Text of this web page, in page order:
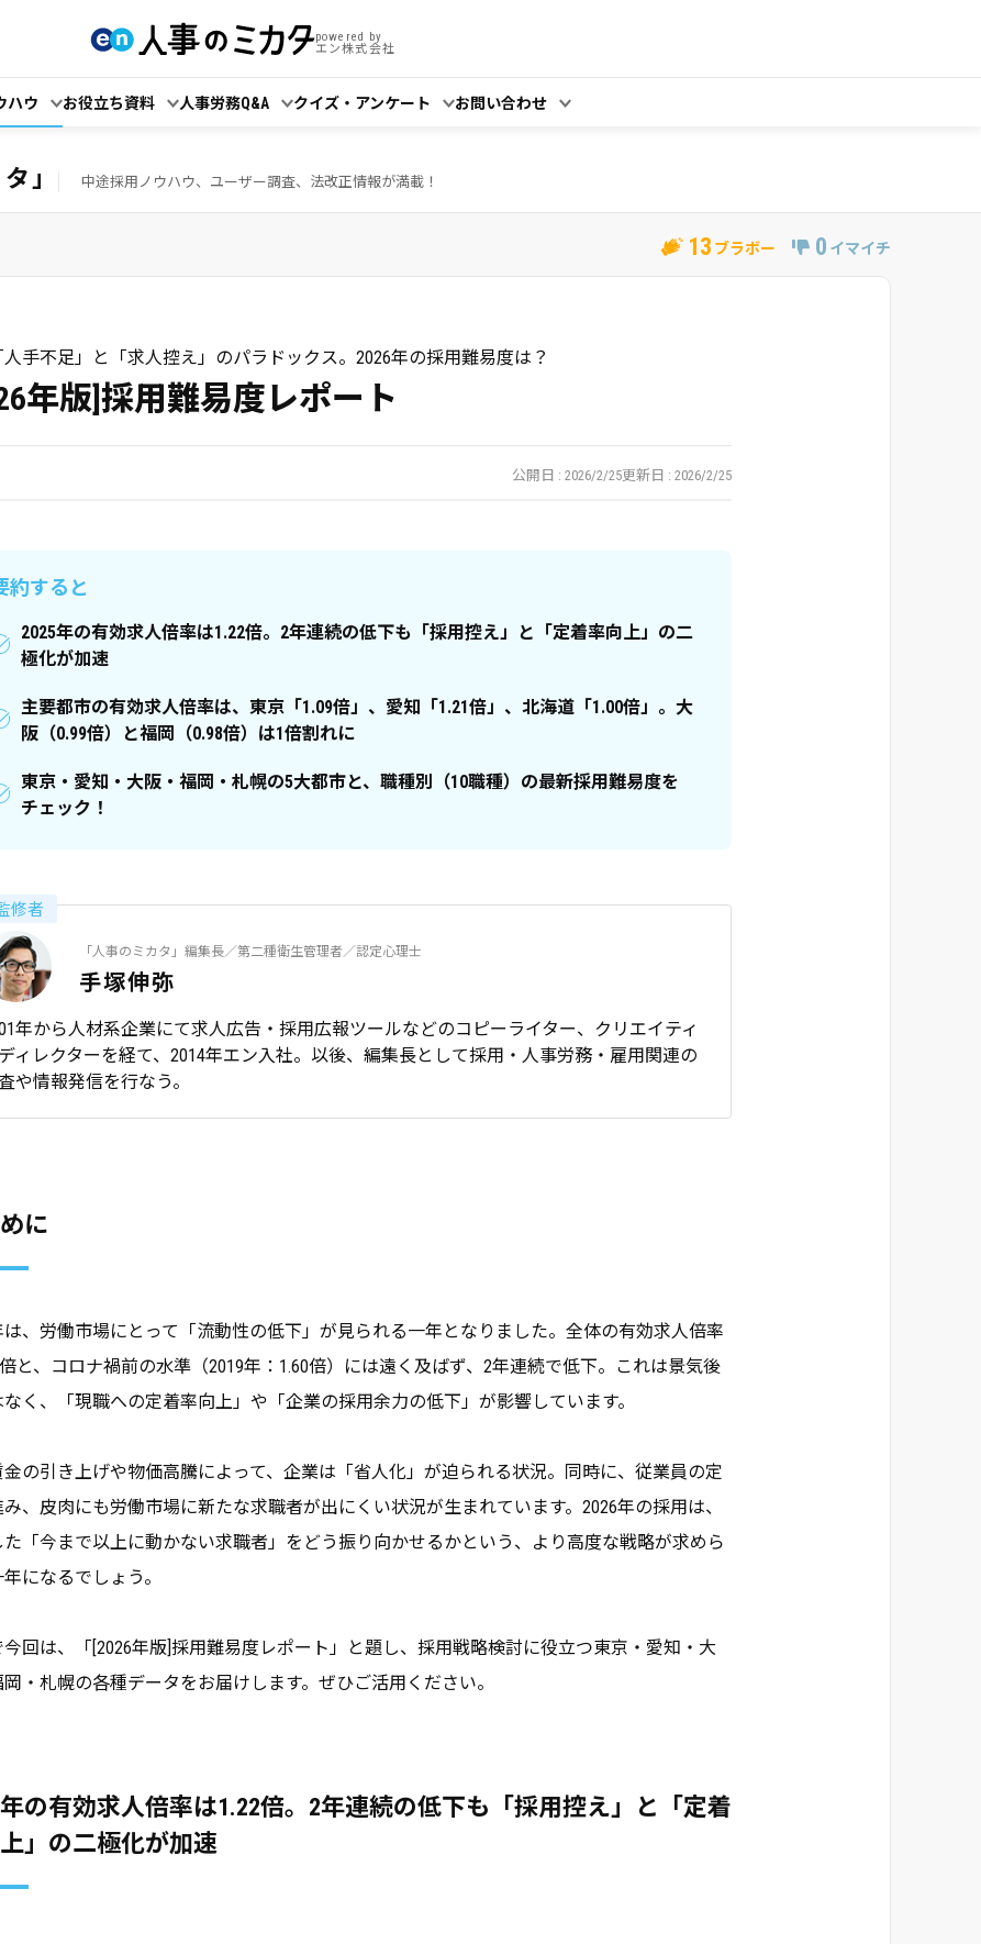
powered by
エン株式会社
ハウ お役立ち資料 人事労務Q&A クイズ・アンケート お問い合わせ
」 中途採用ノウハウ、ユーザー調査、法改正情報が満載！
13 ブラボー 0 イマイチ
手不足」と「求人控え」のパラドックス。2026年の採用難易度は？
年版]採用難易度レポート
公開日 2026/2/25更新日 2026/2/25
約すると
2025年の有効求人倍率は1.22倍。2年連続の低下も「採用控え」と「定着率向上」の二
極化が加速
主要都市の有効求人倍率は、東京「1.09倍」、愛知「1.21倍」、北海道「1.00倍」。大
阪（0.99倍）と福岡（0.98倍）は1倍割れに
東京・愛知・大阪・福岡・札幌の5大都市と、職種別（10職種）の最新採用難易度を
チェック！
修者
「人事のミカタ」編集長／第二種衛生管理者／認定心理士
手塚伸弥
年から人材系企業にて求人広告・採用広報ツールなどのコピーライター、クリエイティ
ィレクターを経て、2014年エン入社。以後、編集長として採用・人事労務・雇用関連の
や情報発信を行なう。
に
は、労働市場にとって「流動性の低下」が見られる一年となりました。全体の有効求人倍率
と、コロナ禍前の水準（2019年：1.60倍）には遠く及ばず、2年連続で低下。これは景気後
く、「現職への定着率向上」や「企業の採用余力の低下」が影響しています。
の引き上げや物価高騰によって、企業は「省人化」が迫られる状況。同時に、従業員の定
、皮肉にも労働市場に新たな求職者が出にくい状況が生まれています。2026年の採用は、
た「今まで以上に動かない求職者」をどう振り向かせるかという、より高度な戦略が求めら
になるでしょう。
今回は、「[2026年版]採用難易度レポート」と題し、採用戦略検討に役立つ東京・愛知・大
・札幌の各種データをお届けします。ぜひご活用ください。
の有効求人倍率は1.22倍。2年連続の低下も「採用控え」と「定着
」の二極化が加速